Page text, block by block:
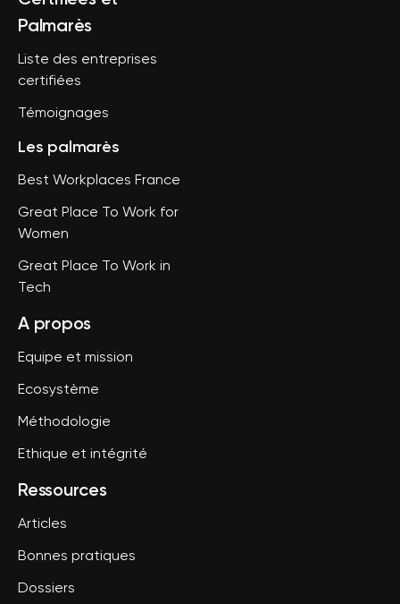
Palmarès
Liste des entreprises
certifiées
Témoignages
Les palmarès
Best Workplaces France
Great Place To Work for
Women
Great Place To Work in
Tech
A propos
Equipe et mission
Ecosystème
Méthodologie
Ethique et intégrité
Ressources
Articles
Bonnes pratiques
Dossiers